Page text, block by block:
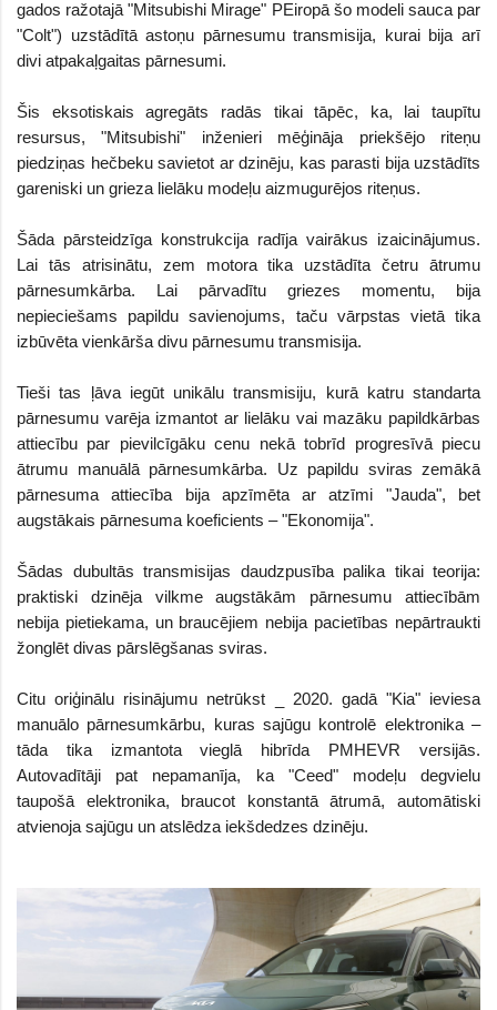
gados ražotajā "Mitsubishi Mirage" PEiropā šo modeli sauca par
"Colt") uzstādītā astoņu pārnesumu transmisija, kurai bija arī
divi atpakaļgaitas pārnesumi.
Šis eksotiskais agregāts radās tikai tāpēc, ka, lai taupītu
resursus, "Mitsubishi" inženieri mēģināja priekšējo riteņu
piedziņas hečbeku savietot ar dzinēju, kas parasti bija uzstādīts
gareniski un grieza lielāku modeļu aizmugurējos riteņus.
Šāda pārsteidzīga konstrukcija radīja vairākus izaicinājumus.
Lai tās atrisinātu, zem motora tika uzstādīta četru ātrumu
pārnesumkārba. Lai pārvadītu griezes momentu, bija
nepieciešams papildu savienojums, taču vārpstas vietā tika
izbūvēta vienkārša divu pārnesumu transmisija.
Tieši tas ļāva iegūt unikālu transmisiju, kurā katru standarta
pārnesumu varēja izmantot ar lielāku vai mazāku papildkārbas
attiecību par pievilcīgāku cenu nekā tobrīd progresīvā piecu
ātrumu manuālā pārnesumkārba. Uz papildu sviras zemākā
pārnesuma attiecība bija apzīmēta ar atzīmi "Jauda", bet
augstākais pārnesuma koeficients – "Ekonomija".
Šādas dubultās transmisijas daudzpusība palika tikai teorija:
praktiski dzinēja vilkme augstākām pārnesumu attiecībām
nebija pietiekama, un braucējiem nebija pacietības nepārtraukti
žonglēt divas pārslēgšanas sviras.
Citu oriģinālu risinājumu netrūkst _ 2020. gadā "Kia" ieviesa
manuālo pārnesumkārbu, kuras sajūgu kontrolē elektronika –
tāda tika izmantota vieglā hibrīda PMHEVR versijās.
Autovadītāji pat nepamanīja, ka "Ceed" modeļu degvielu
taupošā elektronika, braucot konstantā ātrumā, automātiski
atvienoja sajūgu un atslēdza iekšdedzes dzinēju.